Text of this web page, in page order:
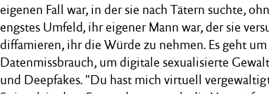
eigenen Fall war, in der sie nach Tätern suchte,
engstes Umfeld, ihr eigener Mann war, der sie
diffamieren, ihr die Würde zu nehmen. Es geht
Datenmissbrauch, um digitale sexualisierte
und Deepfakes. "Du hast mich virtuell